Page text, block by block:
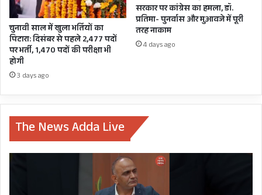
BEROJGARI DIWAS
BJP
CM PUSHKAR SINGH DHAMI
DEVENDRA YADAV
HARISH RAWAT
MISSION 2022
चुनावी साल में खुला भर्तियों का
पिटारा: दिसंबर से पहले 2,477 पदों
पर भर्ती, 1,470 पदों की परीक्षा भी
होगी
3 days ago
सरकार पर कांग्रेस का हमला, डॉ.
प्रतिमा- पुनर्वास और मुआवजे में पूरी
तरह नाकाम
4 days ago
The News Adda Live